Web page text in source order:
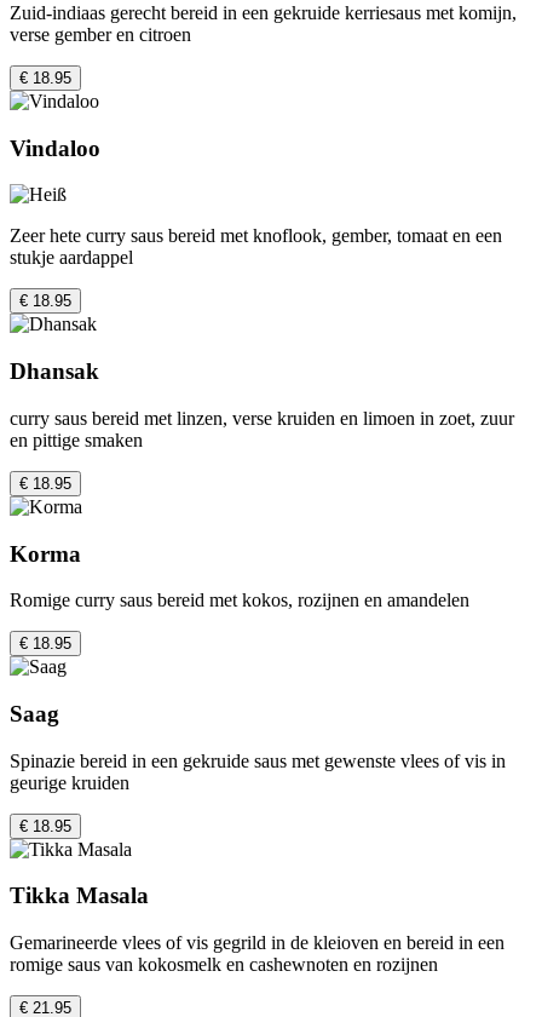
Zuid-indiaas gerecht bereid in een gekruide kerriesaus met komijn,
verse gember en citroen
€ 18.95
Vindaloo
Zeer hete curry saus bereid met knoflook, gember, tomaat en een
stukje aardappel
€ 18.95
Dhansak
curry saus bereid met linzen, verse kruiden en limoen in zoet, zuur
en pittige smaken
€ 18.95
Korma
Romige curry saus bereid met kokos, rozijnen en amandelen
€ 18.95
Saag
Spinazie bereid in een gekruide saus met gewenste vlees of vis in
geurige kruiden
€ 18.95
Tikka Masala
Gemarineerde vlees of vis gegrild in de kleioven en bereid in een
romige saus van kokosmelk en cashewnoten en rozijnen
€ 21.95